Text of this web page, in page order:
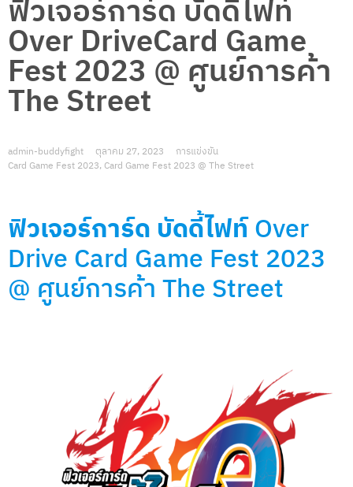
ฟิวเจอร์การ์ด บัดดี้ไฟท์
Over DriveCard Game
Fest 2023 @ ศูนย์การค้า
The Street
admin-buddyfight ตุลาคม 27, 2023
การแข่งขัน
Card Game Fest 2023, Card Game Fest 2023 @ The Street
ฟิวเจอร์การ์ด บัดดี้ไฟท์Over
DriveCard Game Fest 2023
@ ศูนย์การค้า The Street